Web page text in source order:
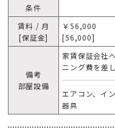
条件
賃料 / 月
[保証金]
￥56,000
[56,000]
備考
部屋設備
家賃保証会社
ニング費を差
エアコン、イ
器具